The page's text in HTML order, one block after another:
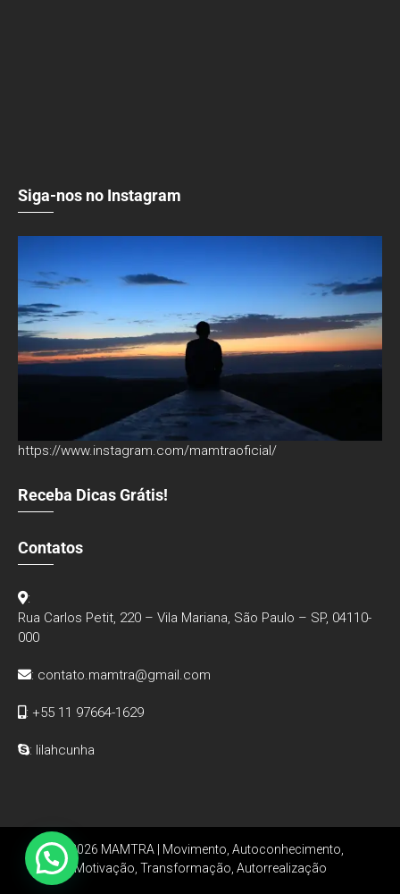
Siga-nos no Instagram
https://www.instagram.com/mamtraoficial/
Receba Dicas Grátis!
Contatos
:
Rua Carlos Petit, 220 – Vila Mariana, São Paulo – SP, 04110-
000
: contato.mamtra@gmail.com
: +55 11 97664-1629
: lilahcunha
© 2026 MAMTRA | Movimento, Autoconhecimento,
Motivação, Transformação, Autorrealização